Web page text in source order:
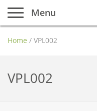
Menu
Home / VPL002
VPL002